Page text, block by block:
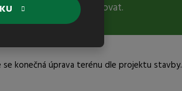
vodou nebo napenetrovat.
konečná úprava terénu dle projektu stavby.